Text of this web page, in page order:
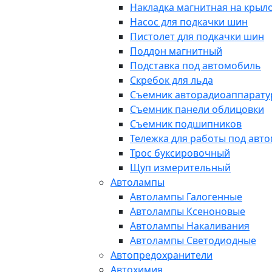
Накладка магнитная на
Насос для подкачки шин
Пистолет для подкачки шин
Поддон магнитный
Подставка под автомобиль
Скребок для льда
Съемник
Съемник панели облицовки
Съемник подшипников
Тележка для работы под
Трос буксировочный
Щуп измерительный
Автолампы
Автолампы Галогенные
Автолампы Ксеноновые
Автолампы Накаливания
Автолампы Светодиодные
Автопредохранители